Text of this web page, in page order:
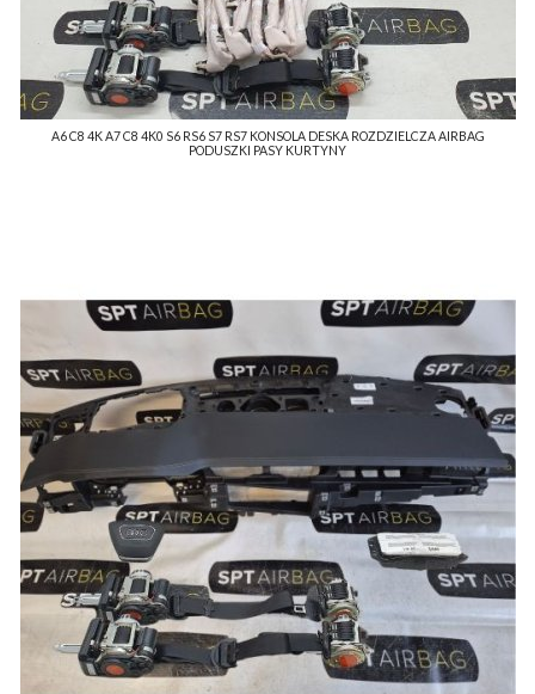
A6 C8 4K A7 C8 4K0 S6 RS6 S7 RS7 KONSOLA DESKA ROZDZIELCZA AIRBAG
PODUSZKI PASY KURTYNY